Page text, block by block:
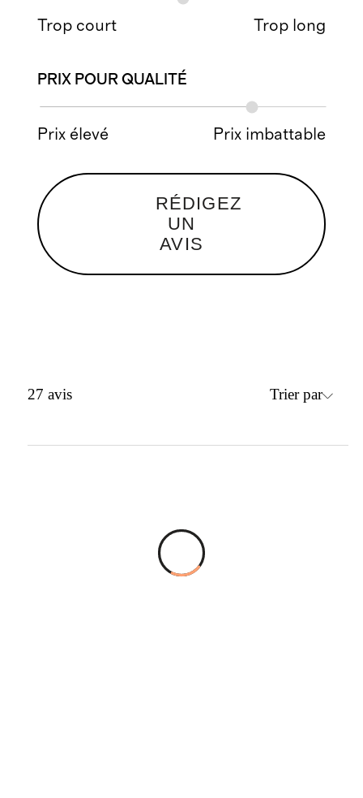
Trop court Trop long
PRIX POUR QUALITÉ
Prix élevé Prix imbattable
RÉDIGEZ
UN
AVIS
27 avis Trier par